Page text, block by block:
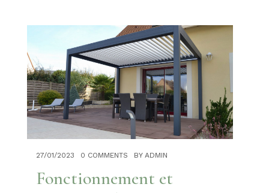
27/01/2023 0 COMMENTS BY ADMIN
Fonctionnement et